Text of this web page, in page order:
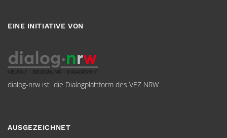
EINE INITIATIVE VON
dialog-nrw ist die Dialogplattform des VEZ NRW
AUSGEZEICHNET